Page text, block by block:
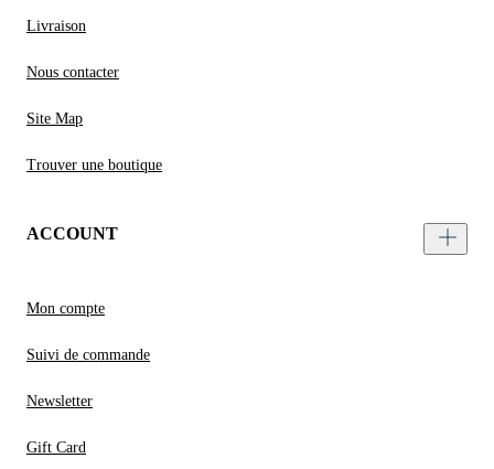
Livraison
Nous contacter
Site Map
Trouver une boutique
ACCOUNT
Mon compte
Suivi de commande
Newsletter
Gift Card